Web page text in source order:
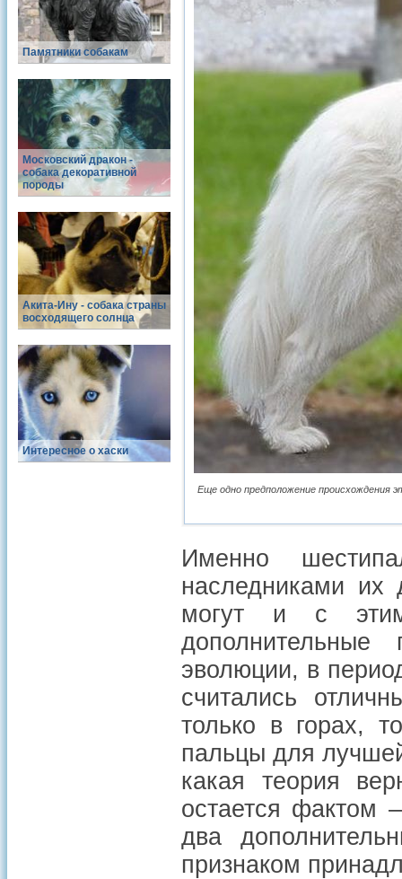
Памятники собакам
Московский дракон -
собака декоративной
породы
Акита-Ину - собака страны
восходящего солнца
Интересное о хаски
Еще одно предположение происхождения
Именно
наследниками их
могут и с
эволюции, в
считались
только в горах,
пальцы для
какая теория
остается фактом
два
признаком